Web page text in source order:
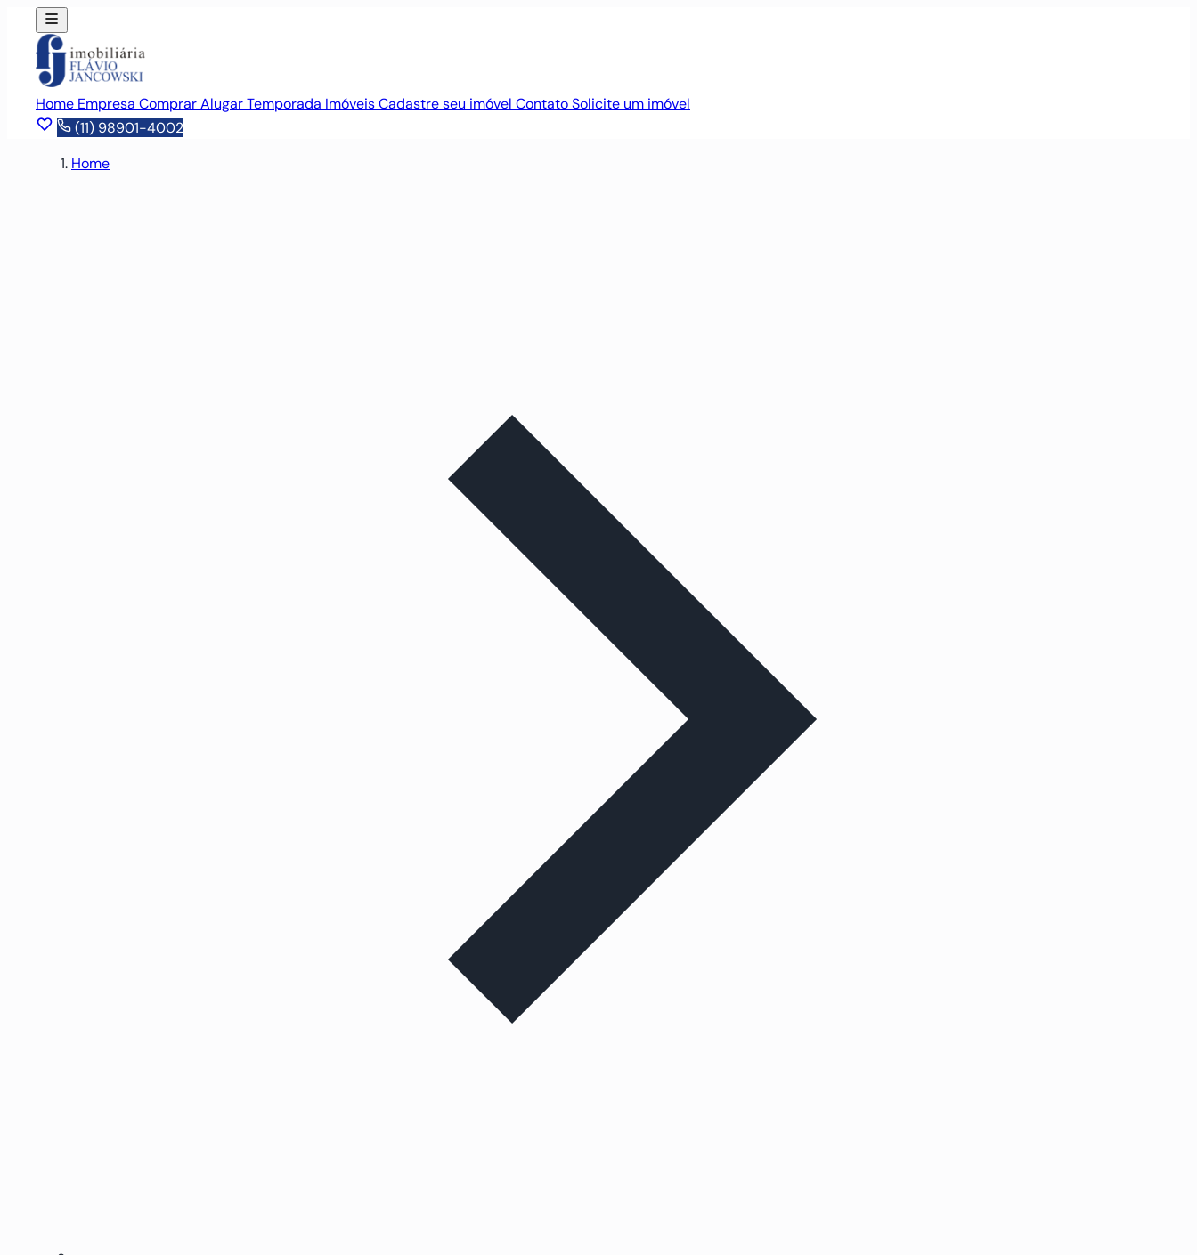
Home Empresa ComprarAlugarTemporada ImóveisCadastre seu imóvel ContatoSolicite um imóvel
(11) 98901-4002
Home